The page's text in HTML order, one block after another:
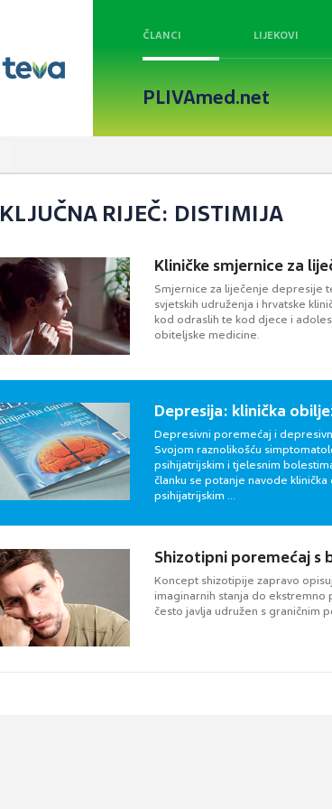
ČLANCI LIJEKOVI
PLIVAmed.net
KLJUČNA RIJEČ: DISTIMIJA
Kliničke smjernice za
Smjernice za liječenje depresije
svjetskih udruženja i hrvatske
kod odraslih te kod djece i
obiteljske medicine.
Depresija: klinička
Depresivni poremećaj i
Svojom raznolikošću
psihijatrijskim i tjelesnim
članku se potanje navode
psihijatrijskim ...
Shizotipni poremećaj s
Koncept shizotipije zapravo
imaginarnih stanja do ekstremno
često javlja udružen s graničnim